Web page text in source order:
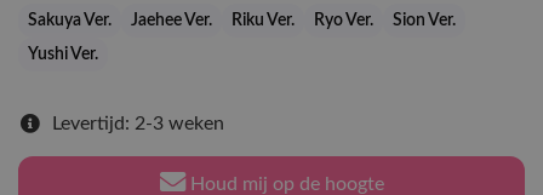
Sakuya Ver. Jaehee Ver. Riku Ver. Ryo Ver.
Sion Ver.
Yushi Ver.
Levertijd: 2-3 weken
Houd mij op de hoogte